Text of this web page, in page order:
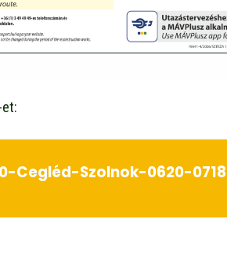
Cegléd-Szolnok-0620-0718